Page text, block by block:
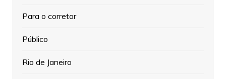
Para o corretor
Público
Rio de Janeiro